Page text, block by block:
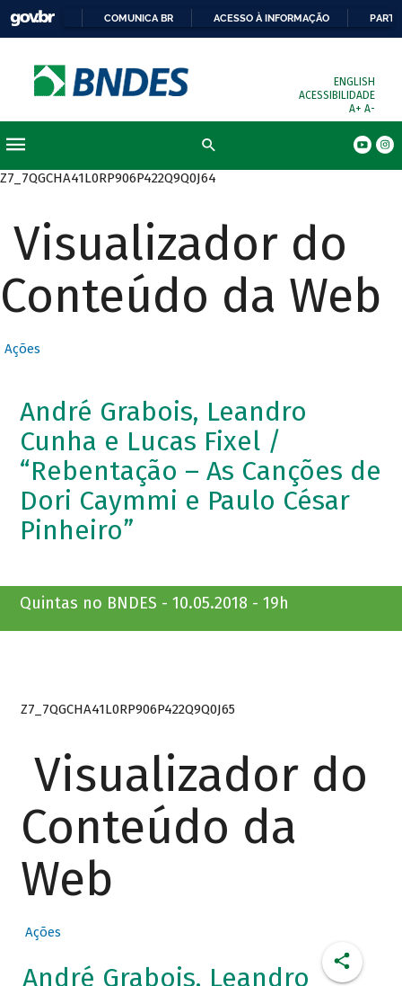
COMUNICA BR ACESSO À INFORMAÇÃO
ENGLISH
ACESSIBILIDADE
A+ A-
Z7_7QGCHA41L0RP906P422Q9Q0J64
Visualizador do
Conteúdo da Web
Ações
André Grabois, Leandro
Cunha e Lucas Fixel /
“Rebentação – As Canções de
Dori Caymmi e Paulo César
Pinheiro”
Quintas no BNDES - 10.05.2018 - 19h
Z7_7QGCHA41L0RP906P422Q9Q0J65
Visualizador do
Conteúdo da
Web
Ações
André Grabois, Leandro